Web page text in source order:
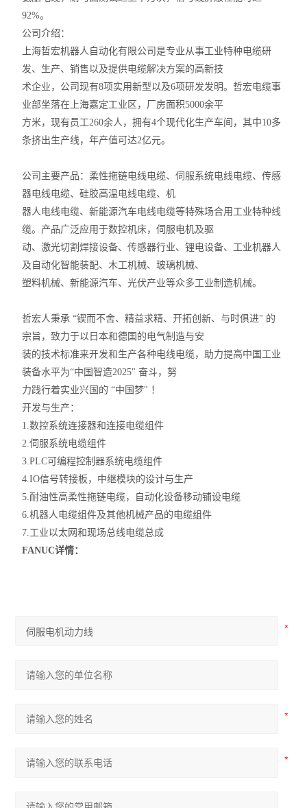
92%。
公司介绍：
上海哲宏机器人自动化有限公司是专业从事工业特种电缆研
发、生产、销售以及提供电缆解决方案的高新技
术企业，公司现有8项实用新型以及6项研发发明。哲宏电缆事
业部坐落在上海嘉定工业区，厂房面积5000余平
方米，现有员工260余人，拥有4个现代化生产车间，其中10多
条挤出生产线，年产值可达2亿元。
公司主要产品：柔性拖链电线电缆、伺服系统电线电缆、传感
器电线电缆、硅胶高温电线电缆、机
器人电线电缆、新能源汽车电线电缆等特殊场合用工业特种线
缆。产品广泛应用于数控机床，伺服电机及驱
动、激光切割焊接设备、传感器行业、锂电设备、工业机器人
及自动化智能装配、木工机械、玻璃机械、
塑料机械、新能源汽车、光伏产业等众多工业制造机械。
哲宏人秉承 “锲而不舍、精益求精、开拓创新、与时俱进" 的
宗旨，致力于以日本和德国的电气制造与安
装的技术标准来开发和生产各种电线电缆，助力提高中国工业
装备水平为“中国智造2025" 奋斗，努
力践行着实业兴国的 “中国梦" ！
开发与生产：
1.数控系统连接器和连接电缆组件
2.伺服系统电缆组件
3.PLC可编程控制器系统电缆组件
4.IO信号转接板，中继模块的设计与生产
5.耐油性高柔性拖链电缆，自动化设备移动铺设电缆
6.机器人电缆组件及其他机械产品的电缆组件
7.工业以太网和现场总线电缆总成
FANUC详情：